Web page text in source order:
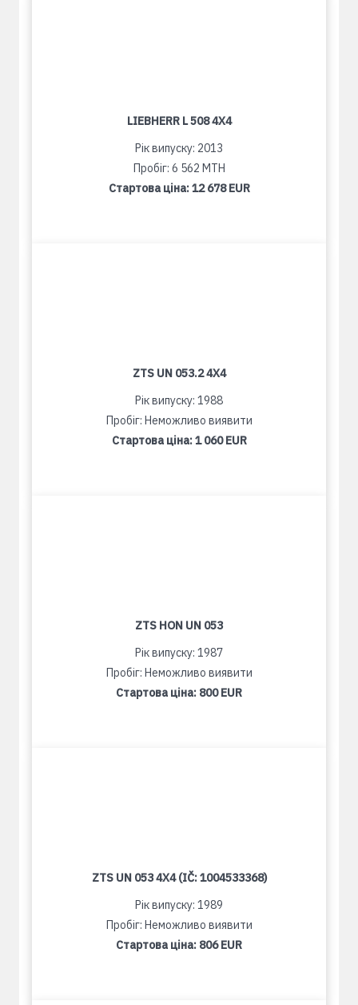
LIEBHERR L 508 4X4
Рік випуску: 2013
Пробіг: 6 562 MTH
Стартова ціна:12 678 EUR
ZTS UN 053.2 4X4
Рік випуску: 1988
Пробіг: Неможливо виявити
Стартова ціна:1 060 EUR
ZTS HON UN 053
Рік випуску: 1987
Пробіг: Неможливо виявити
Стартова ціна: 800 EUR
ZTS UN 053 4X4 (IČ: 1004533368)
Рік випуску: 1989
Пробіг: Неможливо виявити
Стартова ціна: 806 EUR